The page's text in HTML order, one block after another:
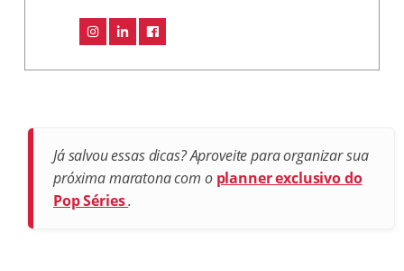
Já salvou essas dicas? Aproveite para organizar sua
próxima maratona com o planner exclusivo do
Pop Séries.